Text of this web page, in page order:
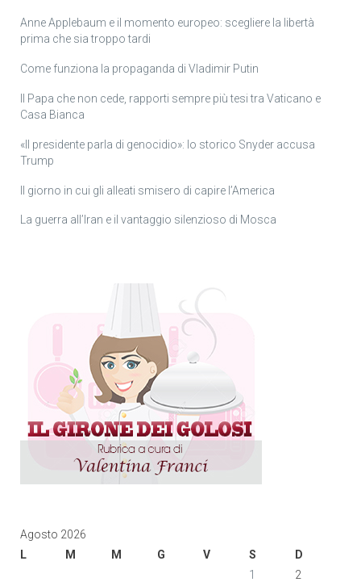
Anne Applebaum e il momento europeo: scegliere la libertà
prima che sia troppo tardi
Come funziona la propaganda di Vladimir Putin
Il Papa che non cede, rapporti sempre più tesi tra Vaticano e
Casa Bianca
«Il presidente parla di genocidio»: lo storico Snyder accusa
Trump
Il giorno in cui gli alleati smisero di capire l’America
La guerra all’Iran e il vantaggio silenzioso di Mosca
Agosto 2026
L
M M G V S
D
1
2